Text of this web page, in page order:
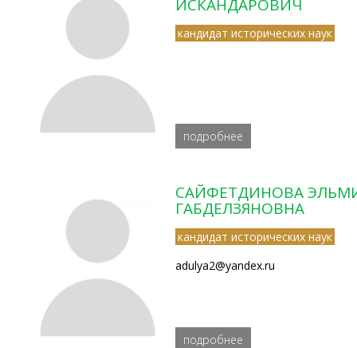
ИСКАНДАРОВИЧ
кандидат исторических наук
подробнее
САЙФЕТДИНОВА
ГАБДЕЛЗЯНОВНА
кандидат исторических наук
adulya2@yandex.ru
подробнее